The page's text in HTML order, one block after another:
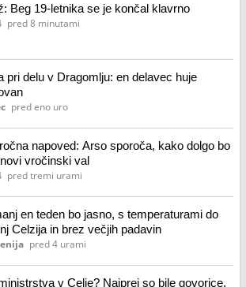
Beg 19-letnika se je končal klavrno
pred 8 minutami
pri delu v Dragomlju: en delavec huje
pred eno uro
napoved: Arso sporoča, kako dolgo bo
vročinski val
pred tremi urami
en teden bo jasno, s temperaturami do
Celzija in brez večjih padavin
pred 4 urami
v Celje? Najprej so bile govorice,